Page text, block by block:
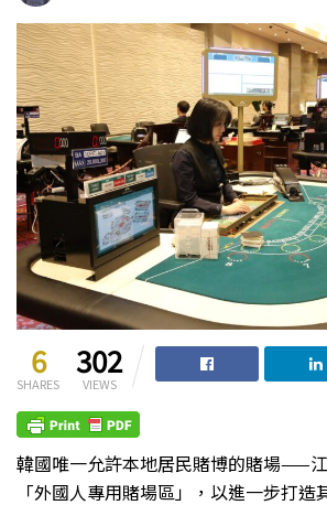
6
SHARES
302
VIEWS
韓國唯一允許本地居民賭博的賭場——
「外國人專用賭場區」，以進一步打